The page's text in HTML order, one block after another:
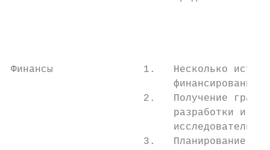
Финансы               1.   Несколько
финансирования
2.   Получение
разработки и
3.   Планирование